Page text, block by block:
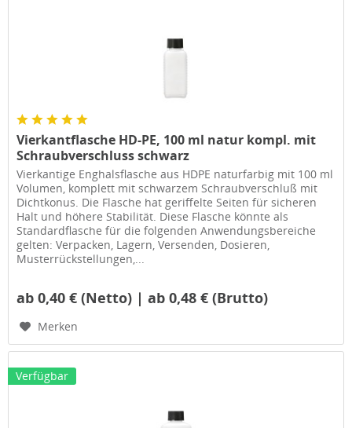
Vierkantflasche HD-PE, 100 ml natur kompl. mit
Schraubverschluss schwarz
Vierkantige Enghalsflasche aus HDPE naturfarbig mit 100 ml
Volumen, komplett mit schwarzem Schraubverschluß mit
Dichtkonus. Die Flasche hat geriffelte Seiten für sicheren
Halt und höhere Stabilität. Diese Flasche könnte als
Standardflasche für die folgenden Anwendungsbereiche
gelten: Verpacken, Lagern, Versenden, Dosieren,
Musterrückstellungen,...
ab 0,40 € (Netto) | ab 0,48 € (Brutto)
Merken
Verfügbar